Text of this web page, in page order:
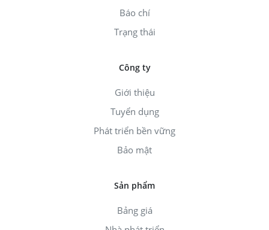
Báo chí
Trạng thái
Công ty
Giới thiệu
Tuyển dụng
Phát triển bền vững
Bảo mật
Sản phẩm
Bảng giá